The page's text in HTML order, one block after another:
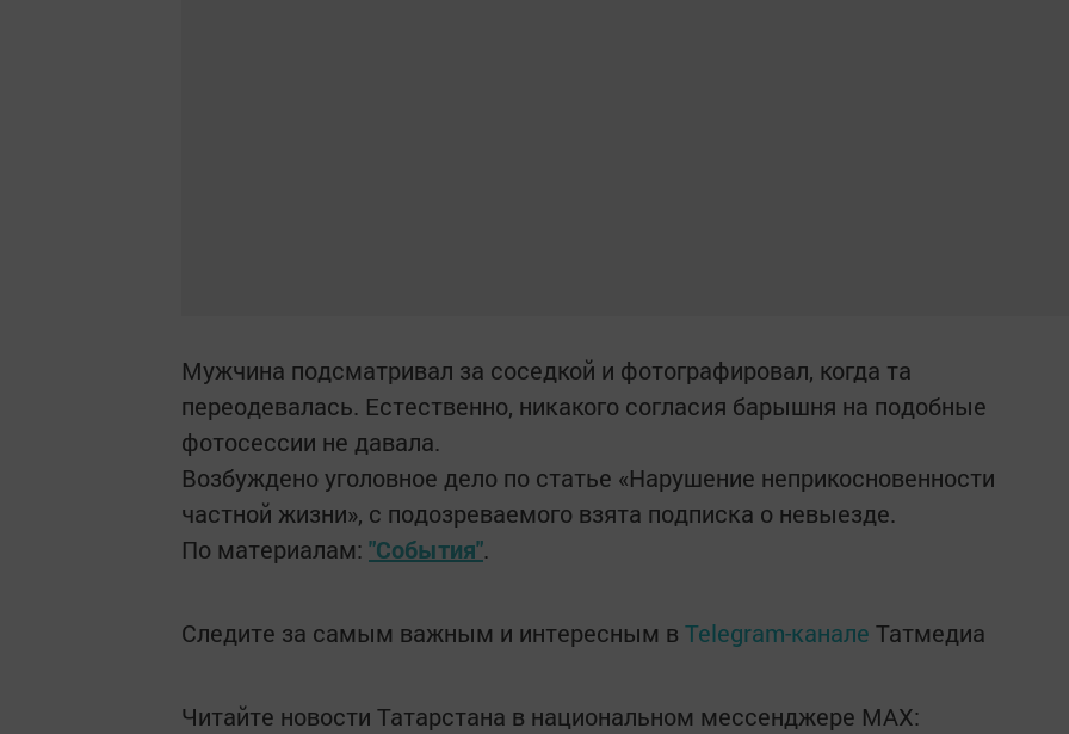
Мужчина подсматривал за соседкой и фотографировал, когда та
переодевалась. Естественно, никакого согласия барышня на подобные
фотосессии не давала.
Возбуждено уголовное дело по статье «Нарушение неприкосновенности
частной жизни», с подозреваемого взята подписка о невыезде.
По материалам: "События".
Следите за самым важным и интересным в Telegram-канале Татмедиа
Читайте новости Татарстана в национальном мессенджере MАХ: